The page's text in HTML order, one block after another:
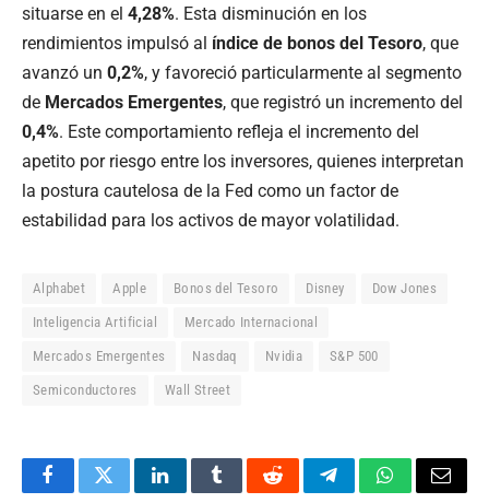
situarse en el 4,28%. Esta disminución en los
rendimientos impulsó al índice de bonos del Tesoro, que
avanzó un 0,2%, y favoreció particularmente al segmento
de Mercados Emergentes, que registró un incremento del
0,4%. Este comportamiento refleja el incremento del
apetito por riesgo entre los inversores, quienes interpretan
la postura cautelosa de la Fed como un factor de
estabilidad para los activos de mayor volatilidad.
Alphabet Apple Bonos del Tesoro Disney Dow Jones
Inteligencia Artificial Mercado Internacional
Mercados Emergentes Nasdaq Nvidia S&P 500
Semiconductores Wall Street
FacebookTwitterLinkedInTumblrRedditTelegramWhatsApp
Email